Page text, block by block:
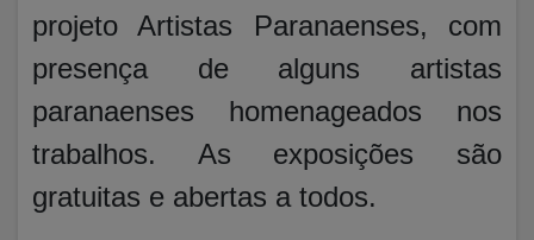
projeto Artistas Paranaenses, com
presença de alguns artistas
paranaenses homenageados nos
trabalhos. As exposições são
gratuitas e abertas a todos.